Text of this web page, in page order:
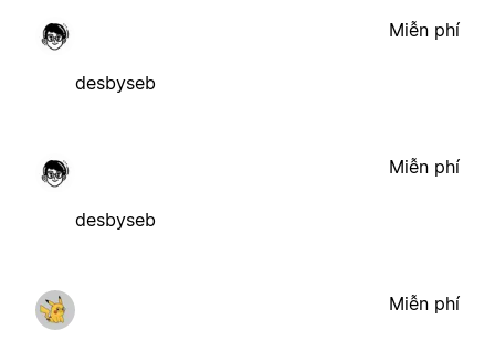
desbyseb
Miễn phí
desbyseb
Miễn phí
Miễn phí